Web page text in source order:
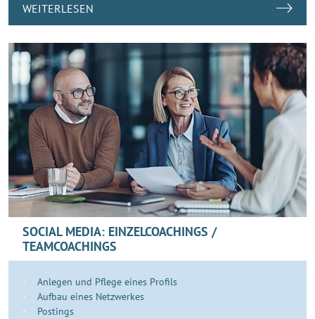
WEITERLESEN
SOCIAL MEDIA: EINZELCOACHINGS /
TEAMCOACHINGS
Anlegen und Pflege eines Profils
Aufbau eines Netzwerkes
Postings